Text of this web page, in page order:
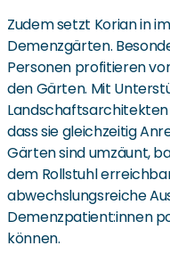
Zudem setzt Korian in
Demenzgärten.
Personen profitieren
den Gärten. Mit
dass sie gleichzeitig
Gärten sind umzäunt,
dem Rollstuhl
abwechslungsreiche
Demenzpatient:innen
können.